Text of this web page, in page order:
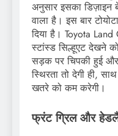
अनुसार इसका डिज़ाइन
वाला है। इस बार
दिया है। Toyota
स्टांस्ड सिल्हूएट देखने
सड़क पर चिपकी हुई और
स्थिरता तो देगी ही,
खतरे को कम करेगी।
फ्रंट ग्रिल और